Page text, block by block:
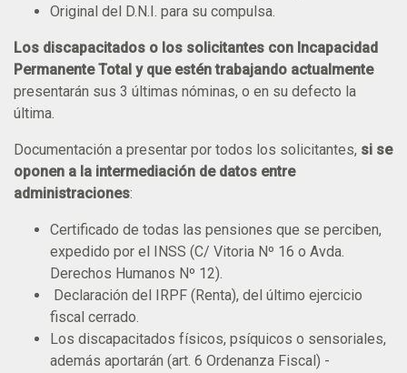
Original del D.N.I. para su compulsa.
Los discapacitados o los solicitantes con Incapacidad
Permanente Total y que estén trabajando actualmente
presentarán sus 3 últimas nóminas, o en su defecto la
última.
Documentación a presentar por todos los solicitantes, si se
oponen a la intermediación de datos entre
administraciones​​​​​​:
Certificado de todas las pensiones que se perciben,
expedido por el INSS (C/ Vitoria Nº 16 o Avda.
Derechos Humanos Nº 12).
Declaración del IRPF (Renta), del último ejercicio
fiscal cerrado.
Los discapacitados físicos, psíquicos o sensoriales,
además aportarán (art. 6 Ordenanza Fiscal) -